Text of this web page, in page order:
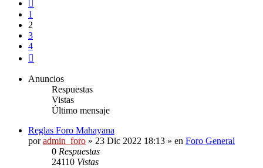
1
2
3
4
Anuncios
Respuestas
Vistas
Último mensaje
Reglas Foro Mahayana
poradmin_foro » 23 Dic 2022 18:13 » en Foro General
0 Respuestas
24110 Vistas